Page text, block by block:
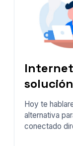
Hoy te
alternativa
conectado